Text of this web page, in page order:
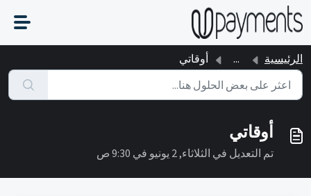
التخطّي إلى المحتوى الرئيسي
الرئيسية ... أوقاتي
أوقاتي
تم التعديل في الثلاثاء, 2 يونيو في 9:30 ص